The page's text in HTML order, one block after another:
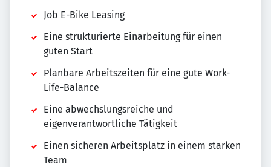
Job E-Bike Leasing
Eine strukturierte Einarbeitung für einen
guten Start
Planbare Arbeitszeiten für eine gute Work-
Life-Balance
Eine abwechslungsreiche und
eigenverantwortliche Tätigkeit
Einen sicheren Arbeitsplatz in einem starken
Team